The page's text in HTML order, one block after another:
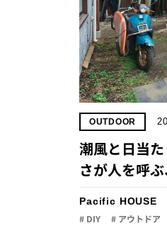
OUTDOOR
潮風と日当
さが人を呼ぶ
Pacific HOUSE
# DIY # アウトドア